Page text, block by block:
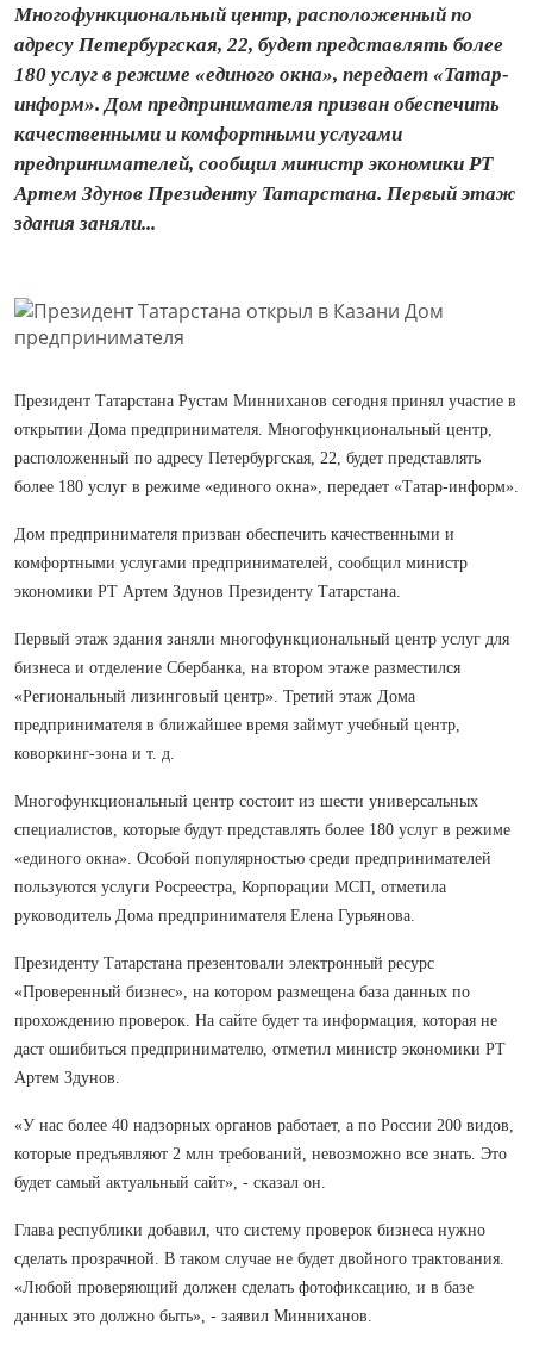
Многофункциональный центр, расположенный по
адресу Петербургская, 22, будет представлять более
180 услуг в режиме «единого окна», передает «Татар-
информ». Дом предпринимателя призван обеспечить
качественными и комфортными услугами
предпринимателей, сообщил министр экономики РТ
Артем Здунов Президенту Татарстана. Первый этаж
здания заняли...
Президент Татарстана Рустам Минниханов сегодня принял участие в
открытии Дома предпринимателя. Многофункциональный центр,
расположенный по адресу Петербургская, 22, будет представлять
более 180 услуг в режиме «единого окна», передает «Татар-информ».
Дом предпринимателя призван обеспечить качественными и
комфортными услугами предпринимателей, сообщил министр
экономики РТ Артем Здунов Президенту Татарстана.
Первый этаж здания заняли многофункциональный центр услуг для
бизнеса и отделение Сбербанка, на втором этаже разместился
«Региональный лизинговый центр». Третий этаж Дома
предпринимателя в ближайшее время займут учебный центр,
коворкинг-зона и т. д.
Многофункциональный центр состоит из шести универсальных
специалистов, которые будут представлять более 180 услуг в режиме
«единого окна». Особой популярностью среди предпринимателей
пользуются услуги Росреестра, Корпорации МСП, отметила
руководитель Дома предпринимателя Елена Гурьянова.
Президенту Татарстана презентовали электронный ресурс
«Проверенный бизнес», на котором размещена база данных по
прохождению проверок. На сайте будет та информация, которая не
даст ошибиться предпринимателю, отметил министр экономики РТ
Артем Здунов.
«У нас более 40 надзорных органов работает, а по России 200 видов,
которые предъявляют 2 млн требований, невозможно все знать. Это
будет самый актуальный сайт», - сказал он.
Глава республики добавил, что систему проверок бизнеса нужно
сделать прозрачной. В таком случае не будет двойного трактования.
«Любой проверяющий должен сделать фотофиксацию, и в базе
данных это должно быть», - заявил Минниханов.